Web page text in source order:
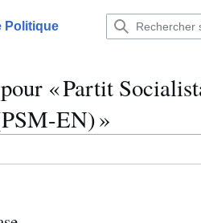
Politique
« Partit
EN) »